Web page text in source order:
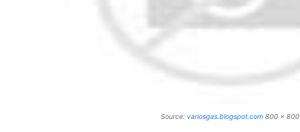
Source: variosgas.blogspot.com 800 x 800